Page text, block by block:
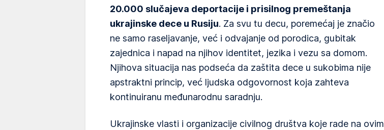
20.000 slučajeva deportacije i prisilnog premeštanja
ukrajinske dece u Rusiju. Za svu tu decu, poremećaj je značio
ne samo raseljavanje, već i odvajanje od porodica, gubitak
zajednica i napad na njihov identitet, jezika i vezu sa domom.
Njihova situacija nas podseća da zaštita dece u sukobima nije
apstraktni princip, već ljudska odgovornost koja zahteva
kontinuiranu međunarodnu saradnju.
Ukrajinske vlasti i organizacije civilnog društva koje rade na ovim